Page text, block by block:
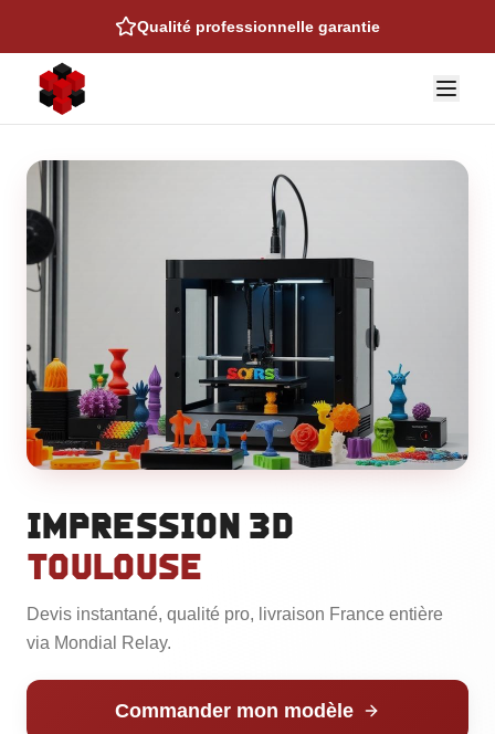
Devis instantané en ligne
Cosplay & Props
Figurines & Collection
Talonettes de Ski
Trophées Personnalisés
Maquettes d'Architecture
Impression 3D
Toulouse
Devis instantané, qualité pro, livraison France entière
via Mondial Relay.
Commander mon modèle